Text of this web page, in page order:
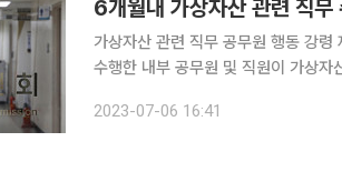
가상자산 관련 직무 공무원 행동 강령 제·개정 움직임 금융위원회가 6
수행한 내부 공무원 및 직원이 가상자산
에 따르면 가상자산과 직무 관련성이
2023-07-06 16:41